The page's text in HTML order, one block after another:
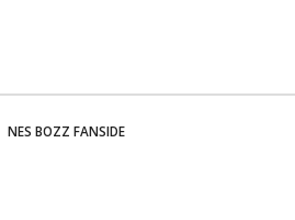
NES BOZZ FANSIDE